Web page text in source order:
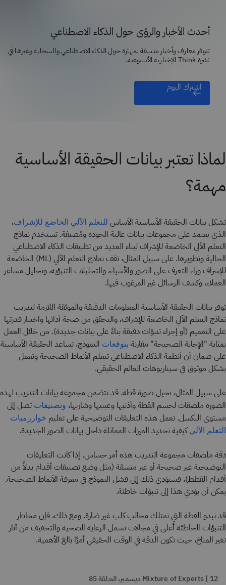
أحدث الأخبار والرؤى حول الذكاء الاصطناعي
تتوفر معارف وأخبار منسقة بمهارة حول الذكاء الاصطناعي والسحابة وغيرها في
نشرة Think الإخبارية الأسبوعية.
اشترك اليوم
لماذا تعتبر بيانات الحقيقة الأساسية
مهمة؟
تشكل بيانات الحقيقة الأساسية الأساس للتعلم الآلي الخاضع للإشراف،
الذي يعتمد على مجموعات بيانات عالية الجودة ومُصنفة. تستخدم نماذج
التعلم الآلي الخاضعة للإشراف لبناء العديد من تطبيقات الذكاء الاصطناعي
الحالية وتطويرها. على سبيل المثال، تقف نماذج التعلم الآلي (ML) الخاضعة
للإشراف وراء التعرف على الصور والأشياء، والتحليلات التنبؤية، وتحليل مشاعر
العملاء، وكشف الرسائل غير المرغوب فيها.
توفر بيانات الحقيقة الأساسية المعلومات الدقيقة والموثقة اللازمة لتدريب
نماذج التعلم الآلي الخاضعة للإشراف، والتحقق من صحة أدائها واختبار قدرتها
على التعميم (أو إجراء تنبؤات دقيقة بناءً على بيانات جديدة). من خلال العمل
بمثابة "الإجابة الصحيحة" مقارنة بتوقعات النموذج، تساعد الحقيقة الأساسية
على ضمان أن أنظمة الذكاء الاصطناعي تتعلم الأنماط الصحيحة وتعمل
بشكل موثوق في سيناريوهات العالم الحقيقي.
على سبيل المثال، تخيل صورة قطة. قد تتضمن مجموعة بيانات التدريب لهذه
الصورة ملصقات لجسم القطة وأذنيها وعينيها وشاربها، وتصنيفات تصل إلى
مستوى البكسل. تعمل هذه التعليقات التوضيحية على تعليم خوارزميات
التعلم الآليكيفية تحديد الميزات المماثلة داخل بيانات الصور الجديدة.
دقة ملصقات مجموعة التدريب هذه أمر حساس. إذا كانت التعليقات
التوضيحية غير صحيحة أو غير متسقة (مثل وضع تصنيفات أقدام بدلاً من
أقدام القطط)، فسيؤدي ذلك إلى فشل النموذج في معرفة الأنماط الصحيحة.
يمكن أن يؤدي هذا إلى تنبؤات خاطئة.
قد تبدو القطة التي تمتلك مخالب كلب غير ضارة. ومع ذلك، فإن مخاطر
التنبؤات الخاطئة أعلى في مجالات تشمل الرعاية الصحية والتخفيف من آثار
تغير المناخ، حيث تكون الدقة في الوقت الحقيقي أمرًا بالغ الأهمية.
Mixture of Experts | 12 ديسمبر، الحلقة 85